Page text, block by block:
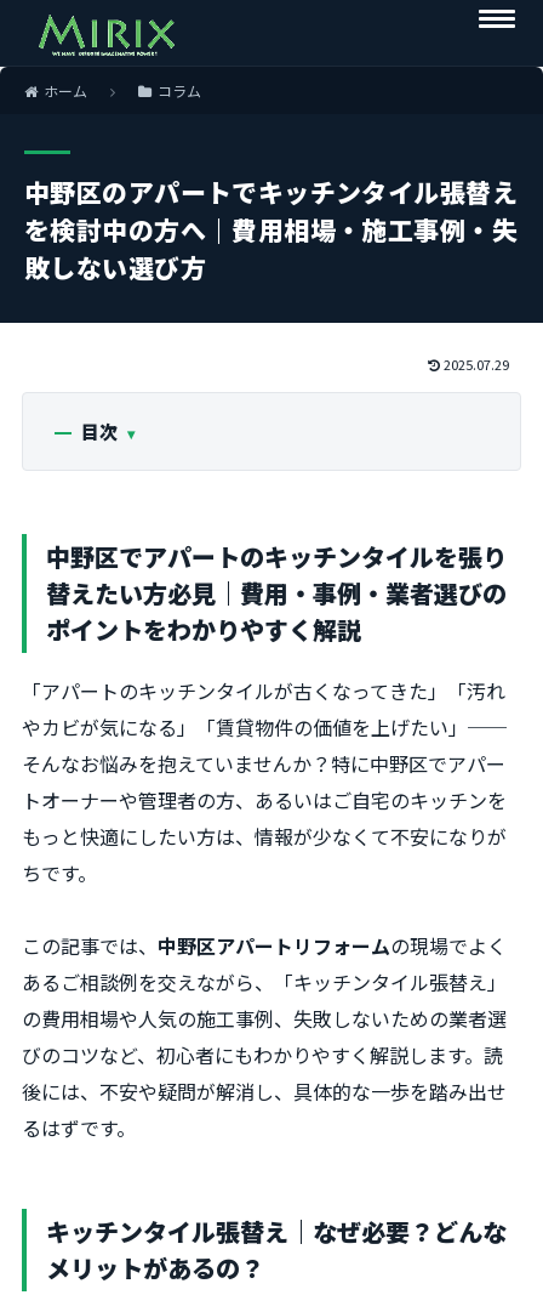
ホーム コラム
中野区のアパートでキッチンタイル張替え
を検討中の方へ｜費用相場・施工事例・失
敗しない選び方
2025.07.29
目次
中野区でアパートのキッチンタイルを張り
替えたい方必見｜費用・事例・業者選びの
ポイントをわかりやすく解説
「アパートのキッチンタイルが古くなってきた」「汚れ
やカビが気になる」「賃貸物件の価値を上げたい」──
そんなお悩みを抱えていませんか？特に中野区でアパー
トオーナーや管理者の方、あるいはご自宅のキッチンを
もっと快適にしたい方は、情報が少なくて不安になりが
ちです。
この記事では、 中野区アパートリフォームの現場でよく
あるご相談例を交えながら、「キッチンタイル張替え」
の費用相場や人気の施工事例、失敗しないための業者選
びのコツなど、初心者にもわかりやすく解説します。読
後には、不安や疑問が解消し、具体的な一歩を踏み出せ
るはずです。
キッチンタイル張替え｜なぜ必要？どんな
メリットがあるの？